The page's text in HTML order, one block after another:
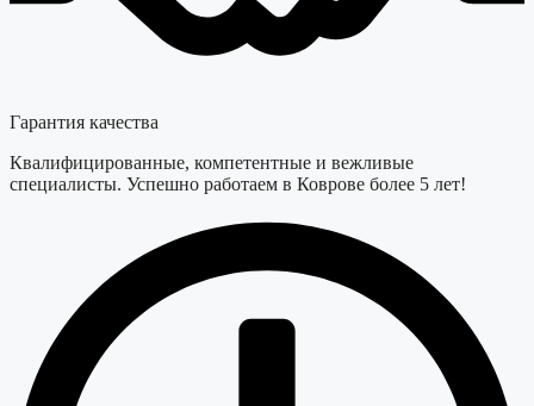
Гарантия качества
Квалифицированные, компетентные и вежливые
специалисты. Успешно работаем в Коврове более 5 лет!